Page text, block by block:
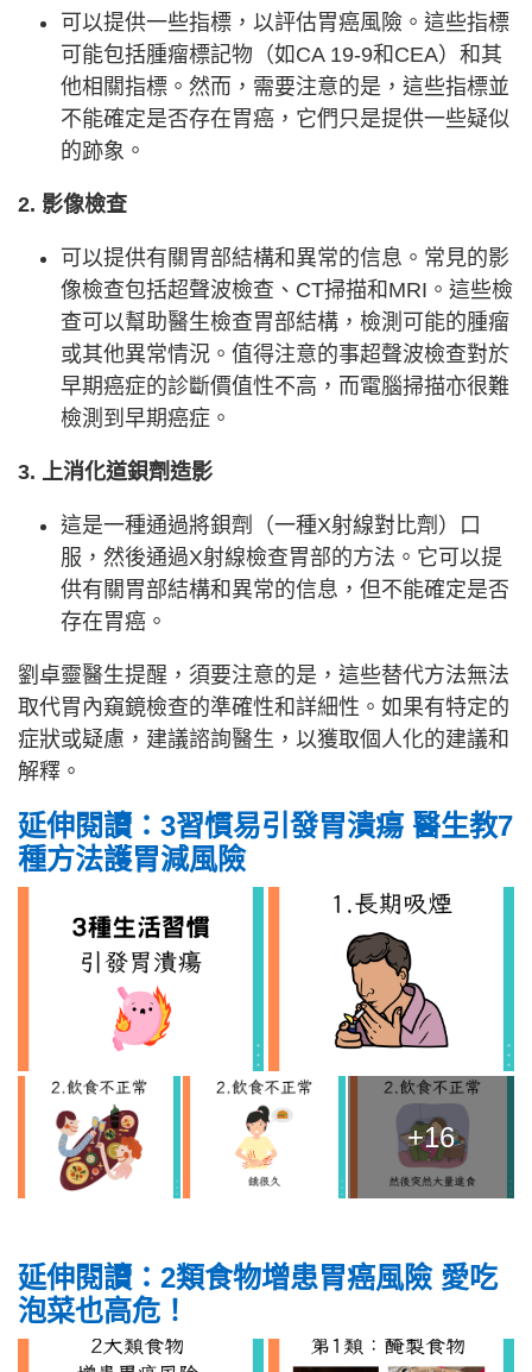
可以提供一些指標，以評估胃癌風險。這些指標
可能包括腫瘤標記物（如CA 19-9和CEA）和其
他相關指標。然而，需要注意的是，這些指標並
不能確定是否存在胃癌，它們只是提供一些疑似
的跡象。
2. 影像檢查
可以提供有關胃部結構和異常的信息。常見的影
像檢查包括超聲波檢查、CT掃描和MRI。這些檢
查可以幫助醫生檢查胃部結構，檢測可能的腫瘤
或其他異常情況。值得注意的事超聲波檢查對於
早期癌症的診斷價值性不高，而電腦掃描亦很難
檢測到早期癌症。
3. 上消化道鋇劑造影
這是一種通過將鋇劑（一種X射線對比劑）口
服，然後通過X射線檢查胃部的方法。它可以提
供有關胃部結構和異常的信息，但不能確定是否
存在胃癌。
劉卓靈醫生提醒，須要注意的是，這些替代方法無法
取代胃內窺鏡檢查的準確性和詳細性。如果有特定的
症狀或疑慮，建議諮詢醫生，以獲取個人化的建議和
解釋。
延伸閱讀：3習慣易引發胃潰瘍 醫生教7
種方法護胃減風險
+16
延伸閱讀：2類食物增患胃癌風險 愛吃
泡菜也高危！